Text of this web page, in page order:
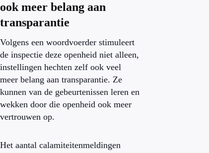
ook meer belang aan
transparantie
Volgens een woordvoerder stimuleert
de inspectie deze openheid niet alleen,
instellingen hechten zelf ook veel
meer belang aan transparantie. Ze
kunnen van de gebeurtenissen leren en
wekken door die openheid ook meer
vertrouwen op.
Het aantal calamiteitenmeldingen